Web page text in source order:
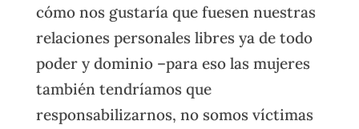
cómo nos gustaría que fuesen nuestras
relaciones personales libres ya de todo
poder y dominio –para eso las mujeres
también tendríamos que
responsabilizarnos, no somos víctimas